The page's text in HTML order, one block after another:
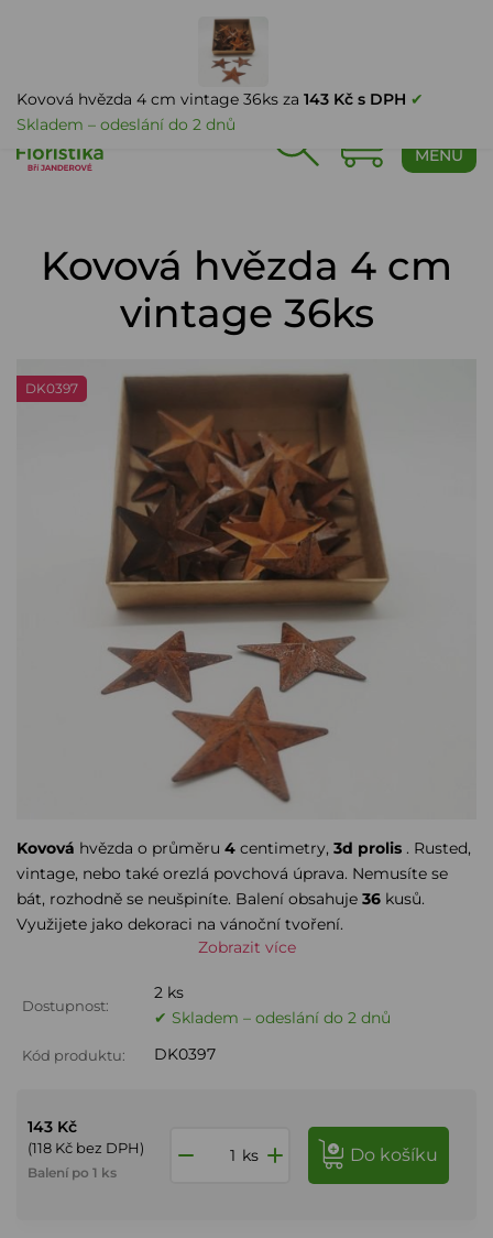
MENU
Kovová hvězda 4 cm
vintage 36ks
DK0397
Kovová hvězda o průměru 4 centimetry, 3d prolis . Rusted,
vintage, nebo také orezlá povchová úprava. Nemusíte se
bát, rozhodně se neušpiníte. Balení obsahuje 36 kusů.
Využijete jako dekoraci na vánoční tvoření.
Zobrazit více
Dostupnost:
2 ks
✔ Skladem – odeslání do 2 dnů
Kód produktu: DK0397
143 Kč
(118 Kč bez DPH)
Balení po 1 ks
ks do košíku
Kovová hvězda 4 cm vintage 36ks za 143 Kč s DPH ✔
Skladem – odeslání do 2 dnů